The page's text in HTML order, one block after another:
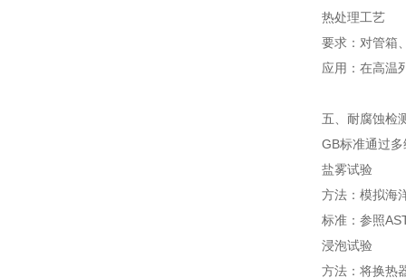
热处理工艺
要求：对管箱
应用：在高温
五、耐腐蚀检
GB标准通过
盐雾试验
方法：模拟海
标准：参照
浸泡试验
方法：将换热